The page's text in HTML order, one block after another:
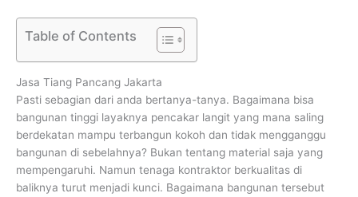
Table of Contents
Jasa Tiang Pancang Jakarta
Pasti sebagian dari anda bertanya-tanya. Bagaimana bisa
bangunan tinggi layaknya pencakar langit yang mana saling
berdekatan mampu terbangun kokoh dan tidak mengganggu
bangunan di sebelahnya? Bukan tentang material saja yang
mempengaruhi. Namun tenaga kontraktor berkualitas di
baliknya turut menjadi kunci. Bagaimana bangunan tersebut